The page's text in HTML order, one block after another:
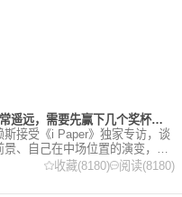
2赖斯：金球奖还非常遥远，需要先赢下几个奖杯，专注当下好好踢球
斯接受《i Paper》独家专访，谈
、自己在中场位置的演变，以
的看法。 任意球 赖斯：“我们
能——这背后付出了巨大努力
收藏(8180) 阅读(8180)